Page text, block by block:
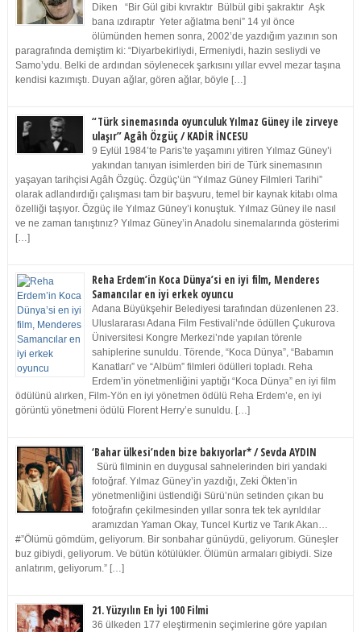
Diken “Bir Gül gibi kıvraktır Bülbül gibi şakraktır Aşk
bana ızdıraptır Yeter ağlatma beni” 14 yıl önce
ölümünden hemen sonra, 2002’de yazdığım yazının son
paragrafında demiştim ki: “Diyarbekirliydi, Ermeniydi, hazin sesliydi ve
Samo’ydu. Belki de ardından söylenecek şarkısını yıllar evvel mezar taşına
kendisi kazımıştı. Duyan ağlar, gören ağlar, böyle […]
“Türk sinemasında oyunculuk Yılmaz Güney ile zirveye
ulaşır” Agâh Özgüç / KADİR İNCESU
9 Eylül 1984’te Paris’te yaşamını yitiren Yılmaz Güney’i
yakından tanıyan isimlerden biri de Türk sinemasının
yaşayan tarihçisi Agâh Özgüç. Özgüç’ün “Yılmaz Güney Filmleri Tarihi”
olarak adlandırdığı çalışması tam bir başvuru, temel bir kaynak kitabı olma
özelliği taşıyor. Özgüç ile Yılmaz Güney’i konuştuk. Yılmaz Güney ile nasıl
ve ne zaman tanıştınız? Yılmaz Güney’in Anadolu sinemalarında gösterimi
[…]
Reha Erdem’in Koca Dünya’si en iyi film, Menderes
Samancılar en iyi erkek oyuncu
Adana Büyükşehir Belediyesi tarafından düzenlenen 23.
Uluslararası Adana Film Festivali’nde ödüllen Çukurova
Üniversitesi Kongre Merkezi’nde yapılan törenle
sahiplerine sunuldu. Törende, “Koca Dünya”, “Babamın
Kanatları” ve “Albüm” filmleri ödülleri topladı. Reha
Erdem’in yönetmenliğini yaptığı “Koca Dünya” en iyi film
ödülünü alırken, Film-Yön en iyi yönetmen ödülü Reha Erdem’e, en iyi
görüntü yönetmeni ödülü Florent Herry’e sunuldu. […]
‘Bahar ülkesi’nden bize bakıyorlar* / Sevda AYDIN
Sürü filminin en duygusal sahnelerinden biri yandaki
fotoğraf. Yılmaz Güney’in yazdığı, Zeki Ökten’in
yönetmenliğini üstlendiği Sürü’nün setinden çıkan bu
fotoğrafın çekilmesinden yıllar sonra tek tek ayrıldılar
aramızdan Yaman Okay, Tuncel Kurtiz ve Tarık Akan…
#”Ölümü gömdüm, geliyorum. Bir sonbahar günüydü, geliyorum. Güneşler
buz gibiydi, geliyorum. Ve bütün kötülükler. Ölümün armaları gibiydi. Size
anlatırım, geliyorum.” […]
21. Yüzyılın En İyi 100 Filmi
36 ülkeden 177 eleştirmenin seçimlerine göre yapılan